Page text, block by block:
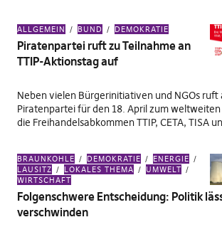
ALLGEMEIN BUND DEMOKRATIE
Piratenpartei ruft zu Teilnahme an
TTIP-Aktionstag auf
Neben vielen Bürgerinitiativen und NGOs ruft
Piratenpartei für den 18. April zum
die Freihandelsabkommen TTIP, CETA, TISA
BRAUNKOHLE DEMOKRATIE
ENERGIE
LAUSITZ
LOKALES THEMA
UMWELT
WIRTSCHAFT
Folgenschwere Entscheidung: Politik
verschwinden